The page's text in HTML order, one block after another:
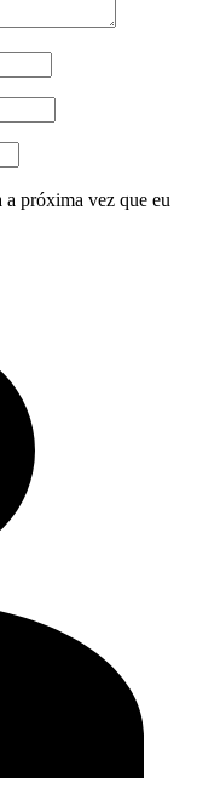
a próxima vez que eu